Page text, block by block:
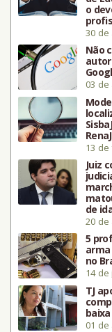
o
30 de
Não
03
13
Juiz
de
20 de
5
no
14
TJ
01